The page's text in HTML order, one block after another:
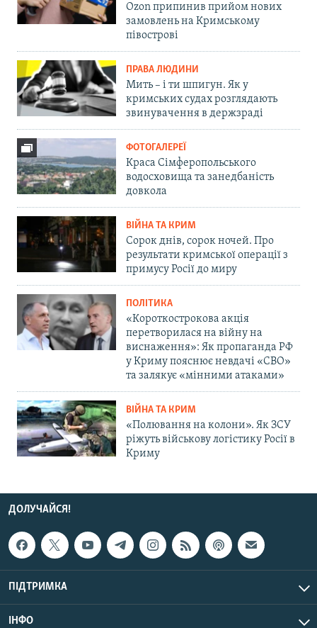
Ozon припинив прийом нових
замовлень на Кримському
півострові
ПРАВА ЛЮДИНИ
Мить – і ти шпигун. Як у
кримських судах розглядають
звинувачення в держзраді
ФОТОГАЛЕРЕЇ
Краса Сімферопольського
водосховища та занедбаність
довкола
ВІЙНА ТА КРИМ
Сорок днів, сорок ночей. Про
результати кримської операції з
примусу Росії до миру
ПОЛІТИКА
«Короткострокова акція
перетворилася на війну на
виснаження»: Як пропаганда РФ
у Криму пояснює невдачі «СВО»
та залякує «мінними атаками»
ВІЙНА ТА КРИМ
«Полювання на колони». Як ЗСУ
ріжуть військову логістику Росії в
Криму
ДОЛУЧАЙСЯ!
ПІДТРИМКА
ІНФО